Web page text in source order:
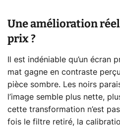
Une amélioration
prix ?
Il est indéniable qu’un écran
mat gagne en contraste
pièce sombre. Les noirs
l’image semble plus nette,
cette transformation n’est
fois le filtre retiré, la